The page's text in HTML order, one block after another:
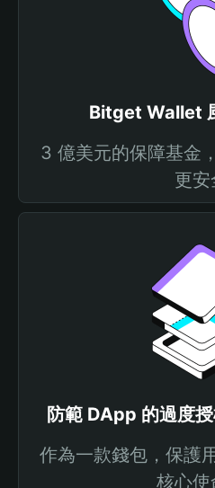
Bitget Wallet
3 億美元的保障基金
更安
防範 DApp 的過度
作為一款錢包，保護
核心使